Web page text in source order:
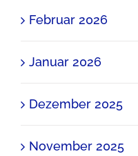
Februar 2026
Januar 2026
Dezember 2025
November 2025